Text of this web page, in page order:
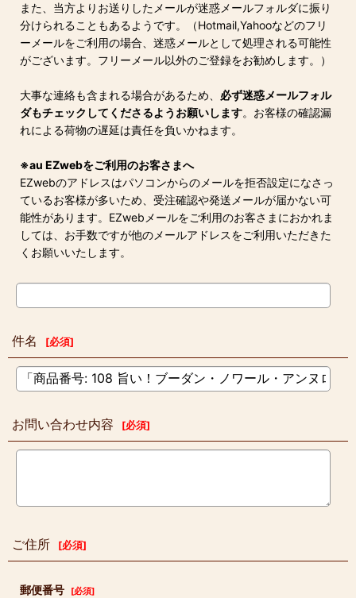
また、当方よりお送りしたメールが迷惑メールフォルダに振り
分けられることもあるようです。（Hotmail,Yahooなどのフリ
ーメールをご利用の場合、迷惑メールとして処理される可能性
がございます。フリーメール以外のご登録をお勧めします。）
大事な連絡も含まれる場合があるため、 必ず迷惑メールフォル
ダもチェックしてくださるようお願いします。お客様の確認漏
れによる荷物の遅延は責任を負いかねます。
※au EZwebをご利用のお客さまへ
EZwebのアドレスはパソコンからのメールを拒否設定になさっ
ているお客様が多いため、受注確認や発送メールが届かない可
能性があります。EZwebメールをご利用のお客さまにおかれま
しては、お手数ですが他のメールアドレスをご利用いただきた
くお願いいたします。
件名 [必須]
お問い合わせ内容 [必須]
ご住所 [必須]
郵便番号 [必須]